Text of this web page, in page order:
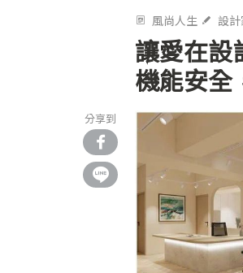
風尚人生 設
讓愛在設
機能安全
分享到